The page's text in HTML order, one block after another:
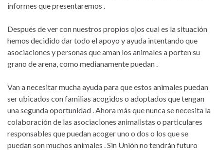
informes que presentaremos .
Después de ver con nuestros propios ojos cual es la situación
hemos decidido dar todo el apoyo y ayuda intentando que
asociaciones y personas que aman los animales a porten su
grano de arena, como medianamente puedan .
Van a necesitar mucha ayuda para que estos animales puedan
ser ubicados con familias acogidos o adoptados que tengan
una segunda oportunidad . Ahora más que nunca se necesita la
colaboración de las asociaciones animalistas o particulares
responsables que puedan acoger uno o dos o los que se
puedan son muchos animales . Sin Unión no tendrán futuro